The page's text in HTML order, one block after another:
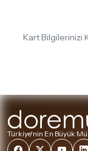
iade/değişim
Kart Bilgilerinizi
Türkiye'nin En Büyük